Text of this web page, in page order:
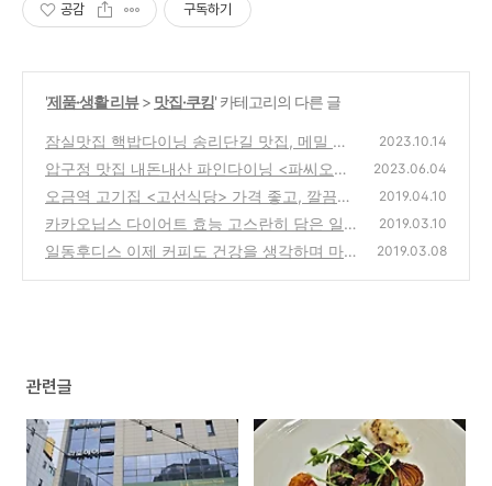
공감 구독하기
'제품·생활 리뷰> 맛집·쿠킹' 카테고리의 다른 글
잠실맛집 핵밥다이닝 송리단길 맛집, 메밀 후
토마끼, 에비텐동, 명란크림우동
(1)
2023.10.14
압구정 맛집 내돈내산 파인다이닝 <파씨오네>
디너 코스요리 후기
(8)
2023.06.04
오금역 고기집 <고선식당> 가격 좋고, 깔끔하
고! 삼겹살 맛집
(0)
2019.04.10
카카오닙스 다이어트 효능 고스란히 담은 일동
후디스 카카오닙스차
(0)
2019.03.10
일동후디스 이제 커피도 건강을 생각하며 마시
2019.03.08
관련글